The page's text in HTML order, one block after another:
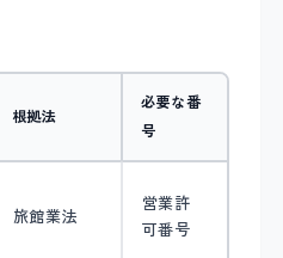
根拠法
必要な番
号
旅館業法
営業許
可番号